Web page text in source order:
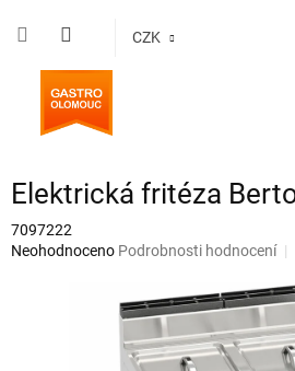
CZK
Elektrická fritéza
7097222
Průměrné
Neohodnoceno Podrobnosti hodnocení